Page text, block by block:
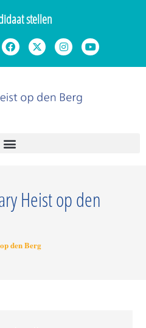
stellen
Heist op den
den Berg